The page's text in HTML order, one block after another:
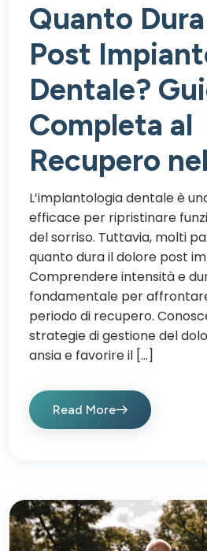
Quanto
Post
Dentale?
Completa al
Recupero
L’implantologia dentale è
efficace per ripristinare
del sorriso. Tuttavia, molti
quanto dura il dolore post
Comprendere intensità e
fondamentale per
periodo di recupero.
strategie di gestione del
ansia e favorire il […]
Read More